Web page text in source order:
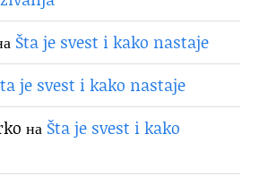
Šta je svest i kako nastaje
je svest i kako nastaje
на Šta je svest i kako